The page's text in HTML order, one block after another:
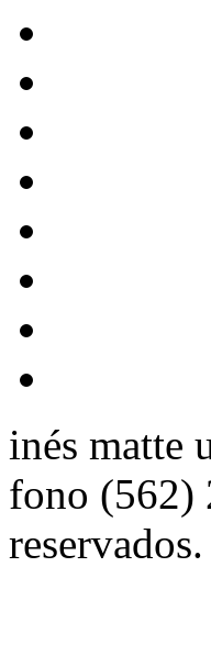
inés matte
fono (562)